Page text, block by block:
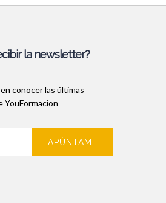
la newsletter?
conocer las últimas
YouFormacion
APÚNTAME